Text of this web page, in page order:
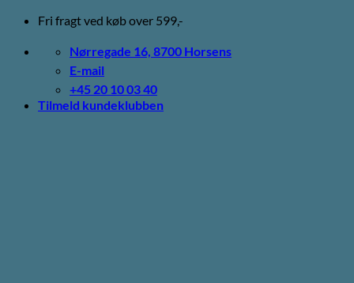
Fortsæt
indhold
Fri fragt ved køb over 599,-
Nørregade 16, 8700 Horsens
E-mail
+45 20 10 03 40
Tilmeld kundeklubben